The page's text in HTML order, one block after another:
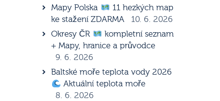
Mapy Polska
11 hezkých map
ke stažení ZDARMA
10. 6. 2026
Okresy ČR
kompletní seznam
+ Mapy, hranice a průvodce
9. 6. 2026
Baltské moře teplota vody 2026
Aktuální teplota moře
8. 6. 2026